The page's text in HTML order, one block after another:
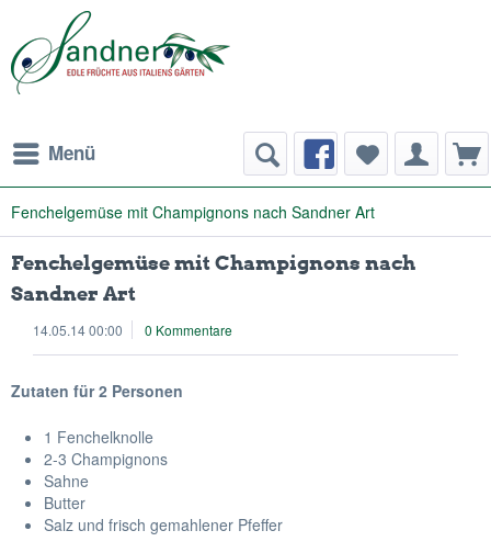
Menü
Fenchelgemüse mit Champignons nach Sandner Art
Fenchelgemüse mit Champignons nach
Sandner Art
14.05.14 00:00 0 Kommentare
Zutaten für 2 Personen
1 Fenchelknolle
2-3 Champignons
Sahne
Butter
Salz und frisch gemahlener Pfeffer